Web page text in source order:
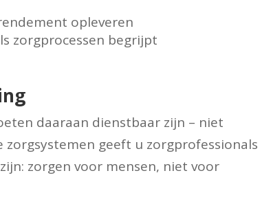
opleveren
zorgprocessen begrijpt
daaraan dienstbaar zijn – niet
geeft u zorgprofessionals
zorgen voor mensen, niet voor